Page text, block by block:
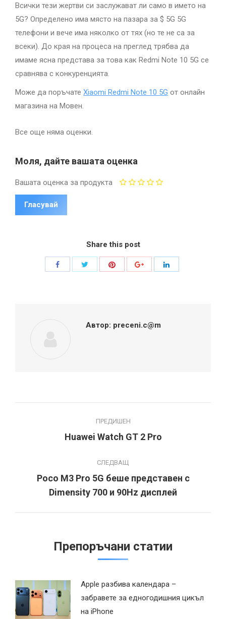
Всички тези жертви си заслужават ли само в името на
5G? Определено има място на пазара за $ 5G 5G
телефони и вече има няколко от тях (но те не са за
всеки). До края на процеса на преглед трябва да
имаме ясна представа за това как Redmi Note 10 5G се
сравнява с конкуренцията.
Може да поръчате Xiaomi Redmi Note 10 5G от онлайн
магазина на Мовен.
Все още няма оценки.
Моля, дайте вашата оценка
Вашата оценка за продукта
Share this post
Автор: preceni.c@m
navigation
ПРЕДИШЕН
Previous
Huawei Watch GT 2 Pro
СЛЕДВАЩ
Next
post:
Poco M3 Pro 5G беше представен с
Dimensity 700 и 90Hz дисплей
Препоръчани статии
Apple разбива календара –
забравете за едногодишния цикъл
на iPhone